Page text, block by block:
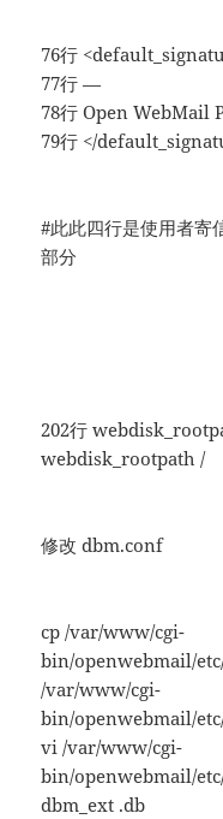
76行
77行 —
78行 Open WebMail
79行 </
#此此四行是使用者寄
部分
202行
webdisk_rootpath /
修改 dbm.conf
cp /var/www/cgi-
bin/openwebmail/
/var/www/cgi-
bin/openwebmail/
vi /var/www/cgi-
bin/openwebmail/
dbm_ext .db